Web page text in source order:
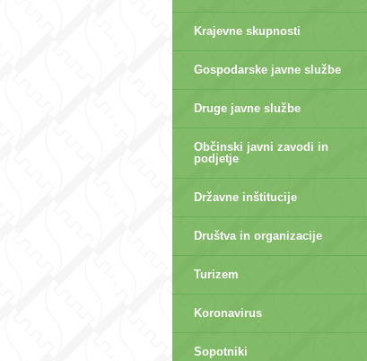
Krajevne skupnosti
Gospodarske javne službe
Druge javne službe
Občinski javni zavodi in
podjetje
Državne inštitucije
Društva in organizacije
Turizem
Koronavirus
Sopotniki